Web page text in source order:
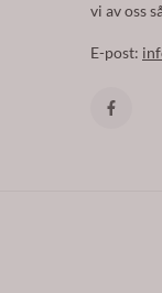
vi av oss
E-post: